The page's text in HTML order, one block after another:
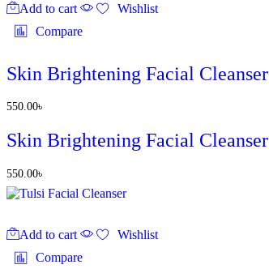
Add to cart
Wishlist
Compare
Skin Brightening Facial Cleanser
550.00৳
Skin Brightening Facial Cleanser
550.00৳
Add to cart
Wishlist
Compare